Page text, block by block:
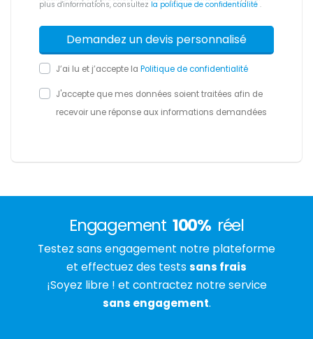
plus d'informations, consultez la politique de confidentialité .
J’ai lu et j’accepte la Politique de confidentialité
J'accepte que mes données soient traitées afin de
recevoir une réponse aux informations demandées
Engagement 100% réel
Testez sans engagement notre plateforme
et effectuez des tests sans frais
¡Soyez libre ! et contractez notre service
sans engagement.